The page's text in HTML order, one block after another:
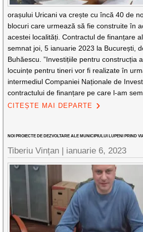
orașului Uricani va crește cu încă 40 de
blocuri care urmează să fie construite în
acestei localități. Contractul de finanțare
semnat joi, 5 ianuarie 2023 la București,
Buhăescu. ”Investițiile pentru construcția
locuințe pentru tineri vor fi realizate în
intermediul Companiei Naționale de
contractului de finanțare pe care l-am
CITEȘTE MAI DEPARTE
NOI PROIECTE DE DEZVOLTARE ALE MUNICIPIULUI LUPENI PRIND
Tiberiu Vințan | ianuarie 6, 2023